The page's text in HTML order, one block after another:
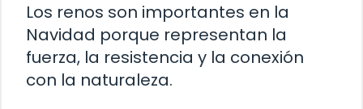
Los renos son importantes en la
Navidad porque representan la
fuerza, la resistencia y la conexión
con la naturaleza.